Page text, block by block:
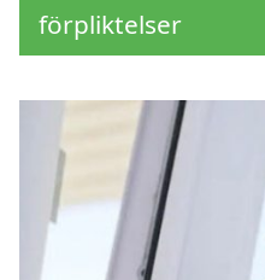
förpliktelser